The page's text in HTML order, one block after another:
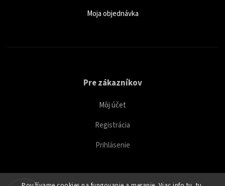
Moja objednávka
Pre zákazníkov
Môj účet
Registrácia
Prihlásenie